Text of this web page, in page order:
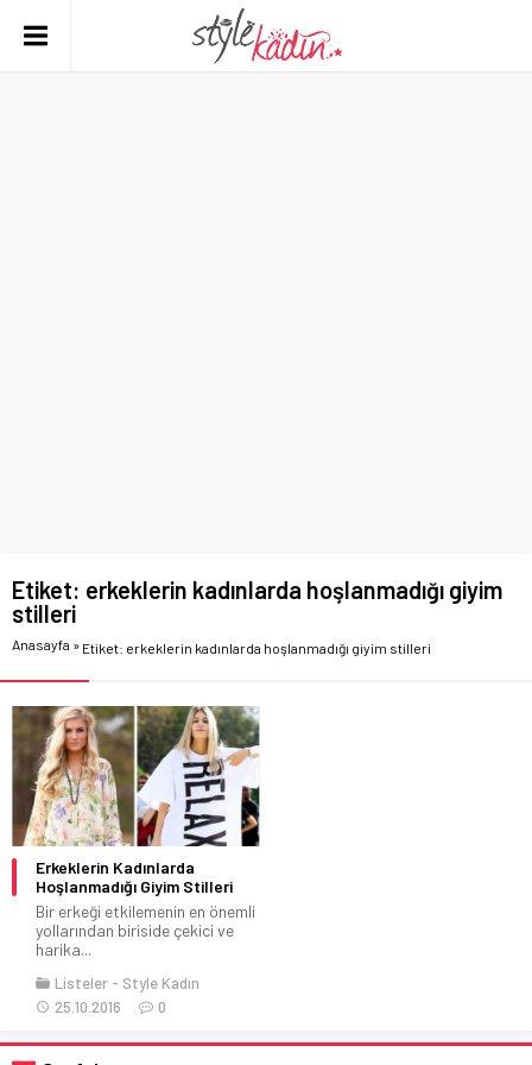
Etiket: erkeklerin kadınlarda hoşlanmadığı giyim
stilleri
Anasayfa » Etiket: erkeklerin kadınlarda hoşlanmadığı giyim stilleri
Erkeklerin Kadınlarda
Hoşlanmadığı Giyim Stilleri
Bir erkeği etkilemenin en önemli
yollarından biriside çekici ve
harika...
Listeler
Style Kadın
25.10.2016
0